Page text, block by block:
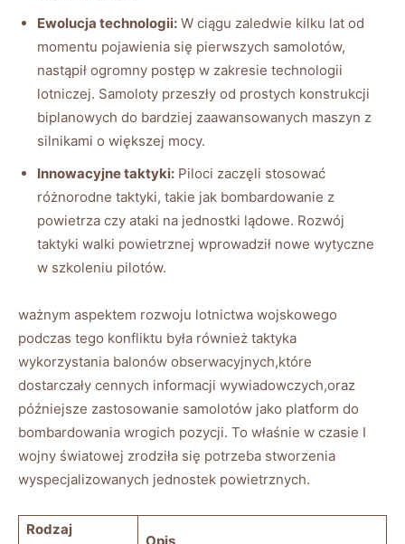
Ewolucja technologii: W ciągu zaledwie kilku lat od
momentu pojawienia się pierwszych samolotów,
nastąpił ogromny postęp w zakresie technologii
lotniczej. Samoloty przeszły od prostych konstrukcji
biplanowych do bardziej zaawansowanych maszyn z
silnikami o większej mocy.
Innowacyjne taktyki: Piloci zaczęli stosować
różnorodne taktyki, takie jak bombardowanie z
powietrza czy ataki na jednostki lądowe. Rozwój
taktyki walki powietrznej wprowadził nowe wytyczne
w szkoleniu pilotów.
ważnym aspektem rozwoju lotnictwa wojskowego
podczas tego konfliktu była również taktyka
wykorzystania balonów obserwacyjnych,które
dostarczały cennych informacji wywiadowczych,oraz
późniejsze zastosowanie samolotów jako platform do
bombardowania wrogich pozycji. To właśnie w czasie I
wojny światowej zrodziła się potrzeba stworzenia
wyspecjalizowanych jednostek powietrznych.
Rodzaj